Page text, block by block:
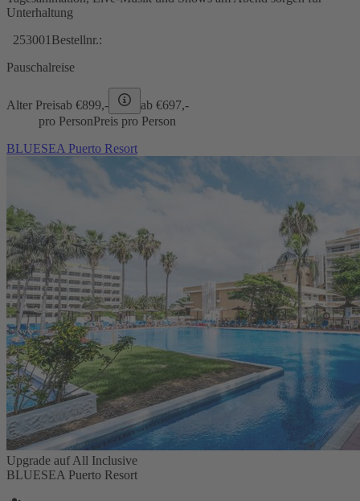
Unterhaltung
253001 Bestellnr.:
Pauschalreise
Alter Preisab €899,- ab €697,-
pro PersonPreis pro Person
BLUESEA Puerto Resort
Upgrade auf All Inclusive
BLUESEA Puerto Resort